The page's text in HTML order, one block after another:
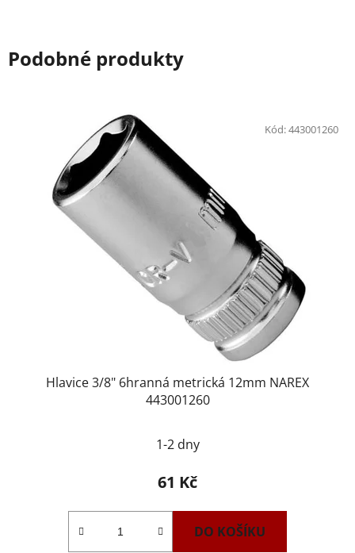
Podobné produkty
Hlavice 3/8" 6hranná metrická 12mm NAREX
443001260
1-2 dny
61 Kč
DO KOŠÍKU
Kód:443001260